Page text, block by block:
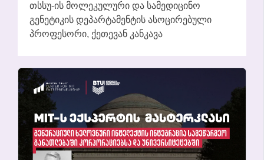
ᲗᲡᲡᲣ-ᲘᲡ ᲛᲝᲚᲔᲙᲣᲚᲣᲠᲘ ᲓᲐ ᲡᲐᲛᲔᲓᲘᲪᲘᲜᲝ
ᲒᲔᲜᲔᲢᲘᲙᲘᲡ ᲓᲔᲞᲐᲠᲢᲐᲛᲔᲜᲢᲘᲡ ᲐᲡᲝᲪᲘᲠᲔᲑᲣᲚᲘ
ᲞᲠᲝᲤᲔᲡᲝᲠᲘ, ᲥᲔᲗᲔᲕᲐᲜ ᲙᲐᲜᲙᲐᲕᲐ